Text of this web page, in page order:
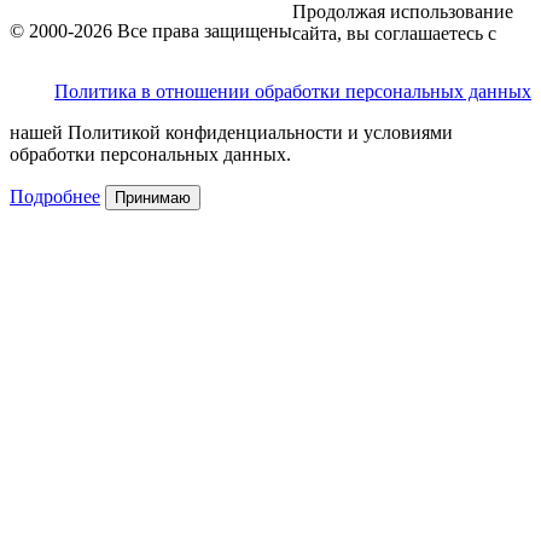
© 2000-2026 Все права защищены
Политика в отношении обработки персональных данных
Продолжая использование
сайта, вы соглашаетесь с
нашей Политикой конфиденциальности и условиями
обработки персональных данных.
Подробнее Принимаю